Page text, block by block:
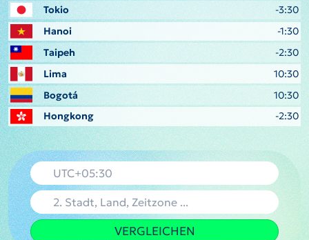
Tokio
-3:30
Hanoi
-1:30
Taipeh
-2:30
Lima
10:30
Bogotá
10:30
Hongkong
-2:30
VERGLEICHEN